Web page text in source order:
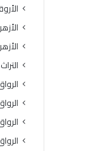
الأزهر
التراث